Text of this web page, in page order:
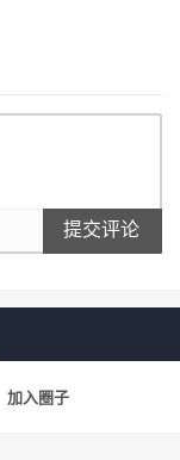
提交评论
加入圈子